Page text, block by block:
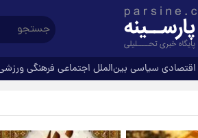
اقتصادی سیاسی بین‌الملل اجتماعی فرهنگی